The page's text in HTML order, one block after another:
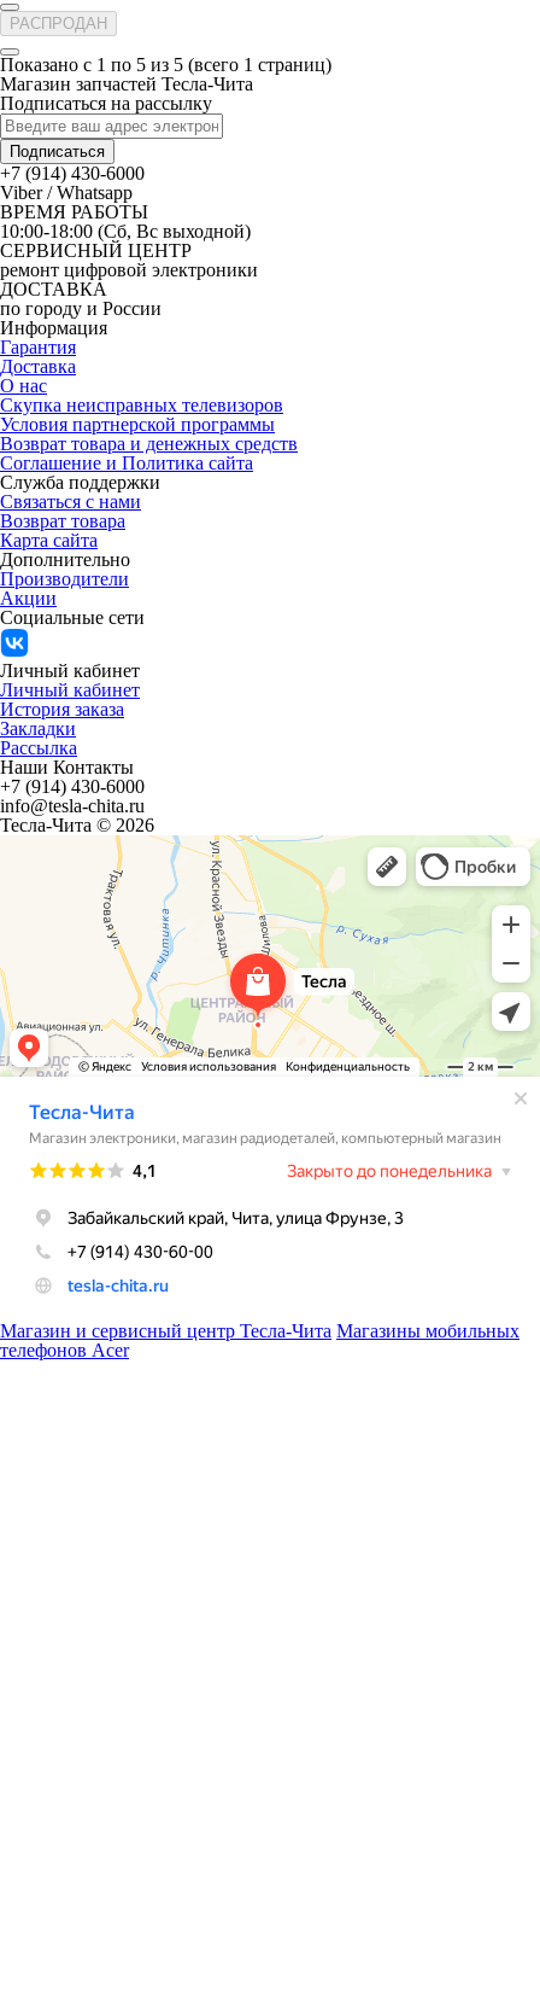
РАСПРОДАН
Показано с 1 по 5 из 5 (всего 1 страниц)
Магазин запчастей Тесла-Чита
Подписаться на рассылку
Подписаться
+7 (914) 430-6000
Viber / Whatsapp
ВРЕМЯ РАБОТЫ
10:00-18:00 (Сб, Вс выходной)
СЕРВИСНЫЙ ЦЕНТР
ремонт цифровой электроники
ДОСТАВКА
по городу и России
Информация
Гарантия
Доставка
О нас
Скупка неисправных телевизоров
Условия партнерской программы
Возврат товара и денежных средств
Соглашение и Политика сайта
Служба поддержки
Связаться с нами
Возврат товара
Карта сайта
Дополнительно
Производители
Акции
Социальные сети
Личный кабинет
Личный кабинет
История заказа
Закладки
Рассылка
Наши Контакты
+7 (914) 430-6000
info@tesla-chita.ru
Тесла-Чита © 2026
Магазин и сервисный центр Тесла-Чита Магазины мобильных
телефонов Acer